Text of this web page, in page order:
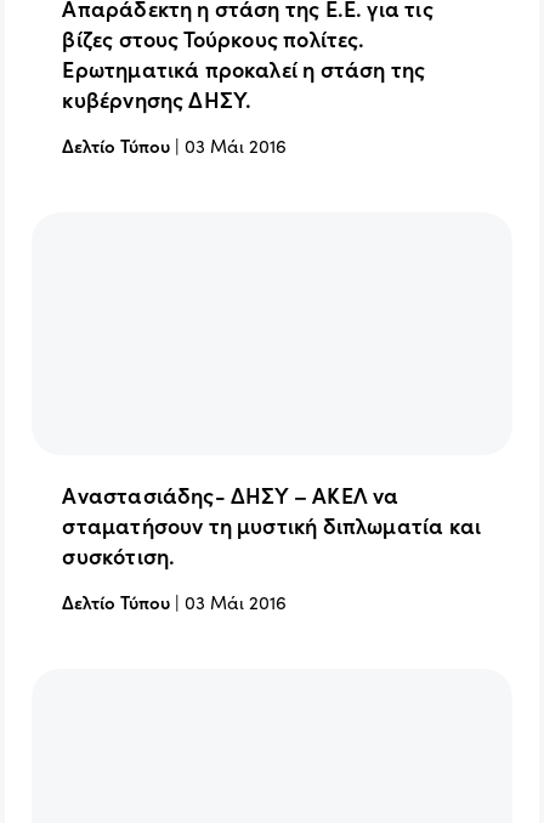
Απαράδεκτη η στάση της Ε.Ε. για τις
βίζες στους Τούρκους πολίτες.
Ερωτηματικά προκαλεί η στάση της
κυβέρνησης ΔΗΣΥ.
Δελτίο Τύπου |03 Μάι 2016
Αναστασιάδης- ΔΗΣΥ – ΑΚΕΛ να
σταματήσουν τη μυστική διπλωματία και
συσκότιση.
Δελτίο Τύπου |03 Μάι 2016